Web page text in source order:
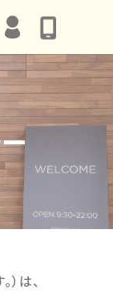
）は、